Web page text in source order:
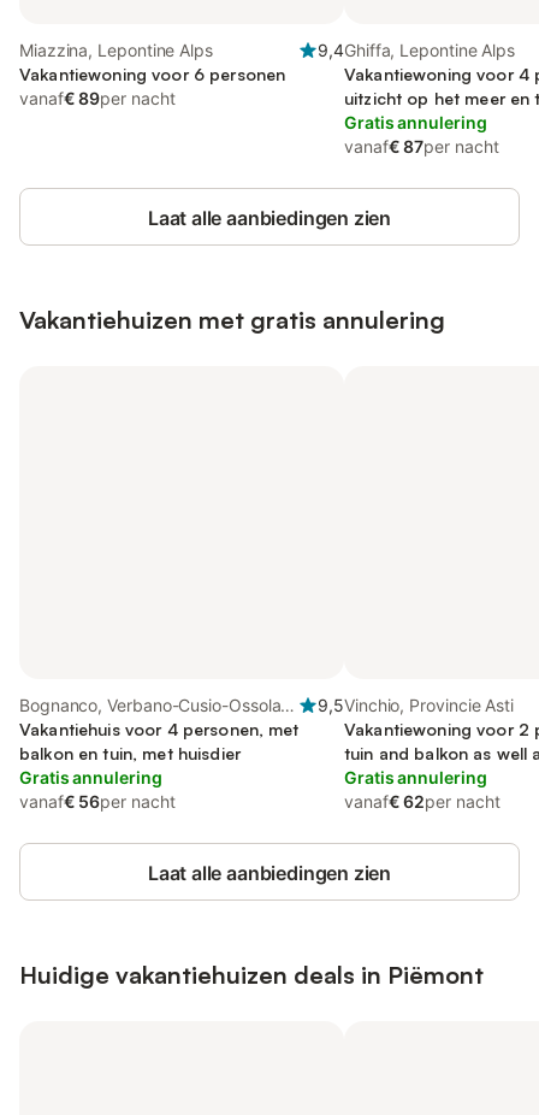
Miazzina, Lepontine Alps
9,4
Vakantiewoning voor 6 personen
vanaf€ 89per nacht
Ghiffa, Lepontine Alps
Vakantiewoning voor 4
uitzicht op het meer en
Gratis annulering
vanaf€ 87per nacht
Laat alle aanbiedingen zien
Vakantiehuizen met gratis annulering
Bognanco, Verbano-Cusio-Ossola
en omgeving
9,5
Vakantiehuis voor 4 personen, met
balkon en tuin, met huisdier
Gratis annulering
vanaf€ 56per nacht
Vinchio, Provincie Asti
Vakantiewoning voor 2
tuin and balkon as well
Gratis annulering
vanaf€ 62per nacht
Laat alle aanbiedingen zien
Huidige vakantiehuizen deals in Piëmont